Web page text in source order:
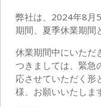
弊社は、2024年8月
期間、夏季休業期間
休業期間中にいただ
つきましては、緊急
応させていただく形
様、お願いいたしま